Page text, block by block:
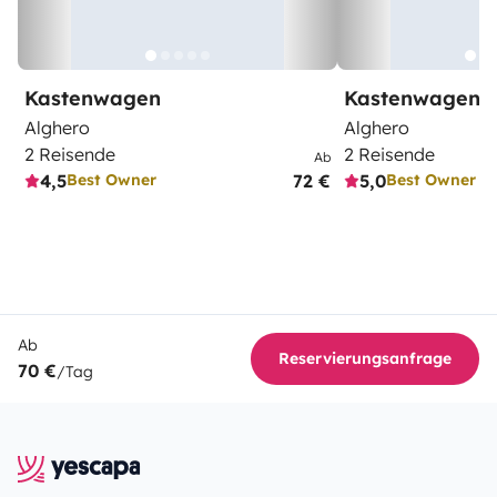
Kastenwagen
Alghero
2 Reisende
4,5Best Owner
Ab
72 €
Kastenwagen
Alghero
2 Reisende
5,0Best Owner
Ab
70 €/Tag
Reservierungsanfrage